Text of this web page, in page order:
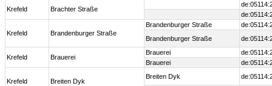
Krefeld Brachter Straße
Krefeld Brandenburger Straße
Brandenburger Straße
Brandenburger Straße
Krefeld Brauerei
Brauerei
Brauerei
Krefeld Breiten Dyk
Breiten Dyk